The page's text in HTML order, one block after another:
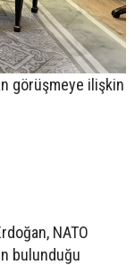
görüşmeye ilişkin
NATO
bulunduğu